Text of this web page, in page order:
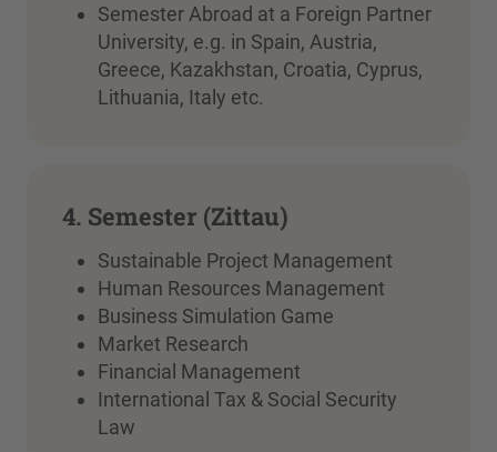
Semester Abroad at a Foreign Partner
University, e.g. in Spain, Austria,
Greece, Kazakhstan, Croatia, Cyprus,
Lithuania, Italy etc.
4. Semester (Zittau)
Sustainable Project Management
Human Resources Management
Business Simulation Game
Market Research
Financial Management
International Tax & Social Security
Law